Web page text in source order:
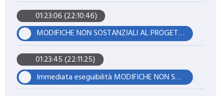
01:23:06 (22:10:46)
MODIFICHE NON SOSTANZIALI AL PROGETTO PER REALIZZAZIONE DI IMPIANTO AGRIVOLTAICO "BURANA" CON POTENZA NOMINALE PARI A 9997,22kWp. PROPONENTE SOCIETA' FLYNIS PV24 SRL.
01:23:45 (22:11:25)
Immediata eseguibilità MODIFICHE NON SOSTANZIALI AL PROGETTO PER REALIZZAZIONE DI IMPIANTO AGRIVOLTAICO "BURANA" CON POTENZA NOMINALE PARI A 9997,22kWp. PROPONENTE SOCIETA' FLYNIS PV24 SRL.